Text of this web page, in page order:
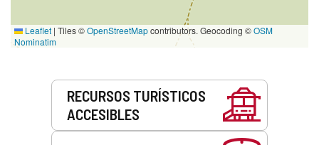
Leaflet | Tiles ©OpenStreetMapcontributors. Geocoding ©OSM
Nominatim
RECURSOS TURÍSTICOS
ACCESIBLES